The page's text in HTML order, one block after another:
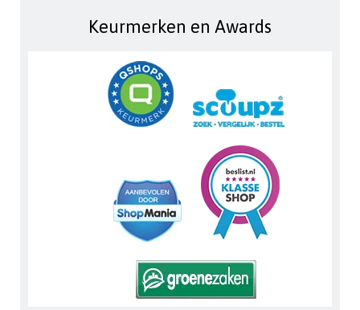
Keurmerken en Awards